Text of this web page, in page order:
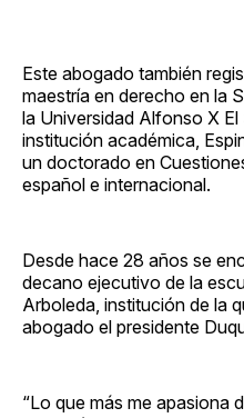
Este abogado también
maestría en derecho en la
la Universidad Alfonso X
institución académica,
un doctorado en
español e internacional.
Desde hace 28 años se
decano ejecutivo de la
Arboleda, institución de la
abogado el presidente
“Lo que más me apasiona